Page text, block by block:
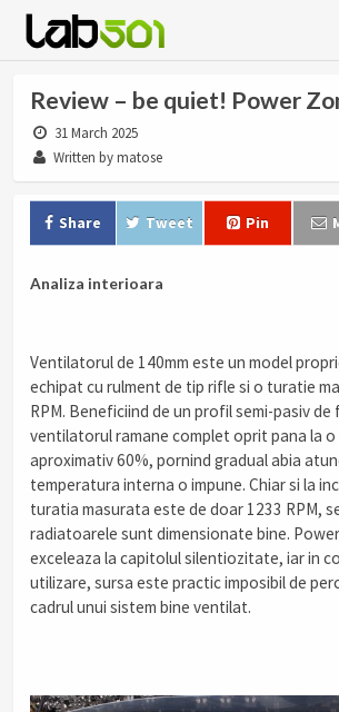
Review – be quiet! Power
31 March 2025
Written by matose
Share Tweet Pin
Analiza interioara
Ventilatorul de 140mm este un model
echipat cu rulment de tip rifle si o turatie
RPM. Beneficiind de un profil semi-pasiv
ventilatorul ramane complet oprit pana la o
aproximativ 60%, pornind gradual abia
temperatura interna o impune. Chiar si la
turatia masurata este de doar 1233 RPM,
radiatoarele sunt dimensionate bine.
exceleaza la capitolul silentiozitate, iar in
utilizare, sursa este practic imposibil de
cadrul unui sistem bine ventilat.